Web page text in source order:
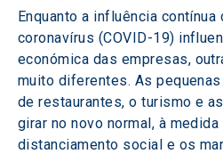
Enquanto a influência
coronavírus (COVID-19)
económica das empresas,
muito diferentes. As
de restaurantes, o turismo e
girar no novo normal, à
distanciamento social e os